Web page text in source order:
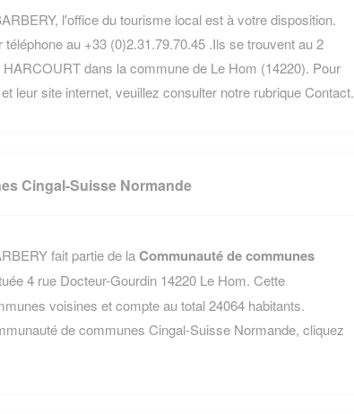
l'office du tourisme local est à votre disposition.
au +33 (0)2.31.79.70.45 .Ils se trouvent au 2
dans la commune de Le Hom (14220). Pour
leur site internet, veuillez consulter notre rubrique Contact.
Cingal-Suisse Normande
fait partie de laCommunauté de communes
4 rue Docteur-Gourdin 14220 Le Hom. Cette
voisines et compte au total 24064 habitants.
de communes Cingal-Suisse Normande, cliquez